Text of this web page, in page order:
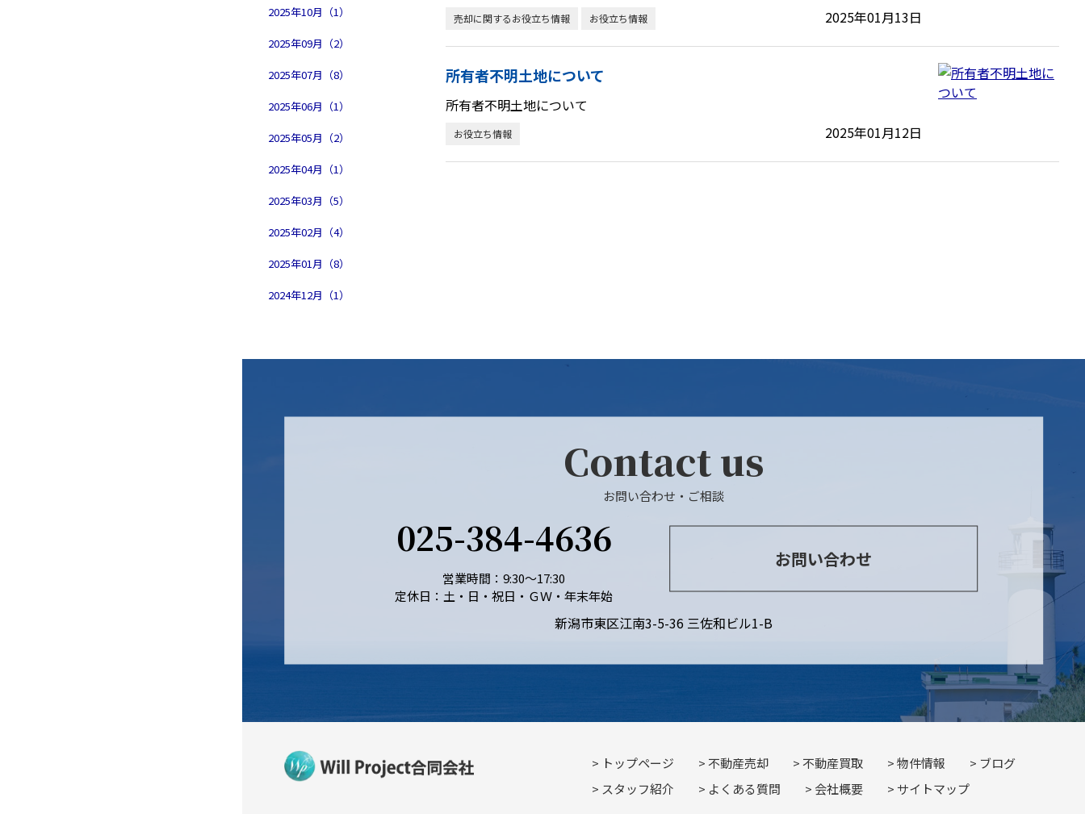
2025年10月（1）
2025年09月（2）
2025年07月（8）
2025年06月（1）
2025年05月（2）
2025年04月（1）
2025年03月（5）
2025年02月（4）
2025年01月（8）
2024年12月（1）
売却に関するお役立ち情報 お役立ち情報 2025年01月13日
所有者不明土地について
所有者不明土地について
お役立ち情報 2025年01月12日
Contact us
お問い合わせ・ご相談
025-384-4636
営業時間：9:30～17:30
定休日：土・日・祝日・ＧＷ・年末年始
お問い合わせ
新潟市東区江南3-5-36 三佐和ビル1-B
トップページ 不動産売却 不動産買取 物件情報
ブログ
スタッフ紹介
よくある質問 会社概要 サイトマップ